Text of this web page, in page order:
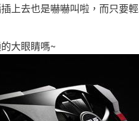
上去也是嚇嚇叫啦，而只要
大眼睛嗎~